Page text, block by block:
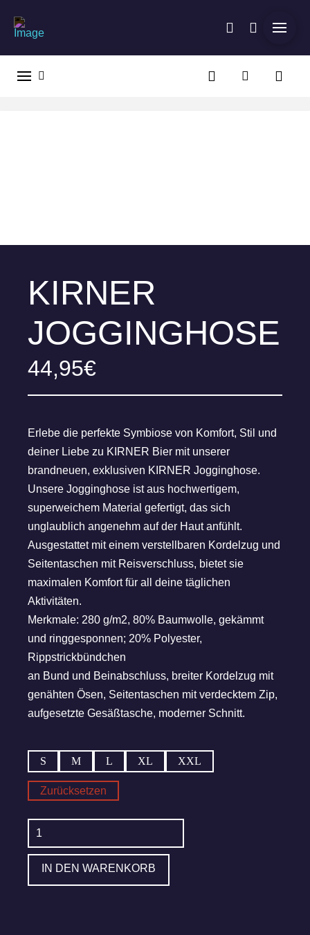
KIRNER
JOGGINGHOSE
44,95€
Erlebe die perfekte Symbiose von Komfort, Stil und
deiner Liebe zu KIRNER Bier mit unserer
brandneuen, exklusiven KIRNER Jogginghose.
Unsere Jogginghose ist aus hochwertigem,
superweichem Material gefertigt, das sich
unglaublich angenehm auf der Haut anfühlt.
Ausgestattet mit einem verstellbaren Kordelzug und
Seitentaschen mit Reisverschluss, bietet sie
maximalen Komfort für all deine täglichen
Aktivitäten.
Merkmale: 280 g/m2, 80% Baumwolle, gekämmt
und ringgesponnen; 20% Polyester,
Rippstrickbündchen
an Bund und Beinabschluss, breiter Kordelzug mit
genähten Ösen, Seitentaschen mit verdecktem Zip,
aufgesetzte Gesäßtasche, moderner Schnitt.
S M L XL XXL
Zurücksetzen
KIRNER
Jogginghose
MengeIN DEN WARENKORB